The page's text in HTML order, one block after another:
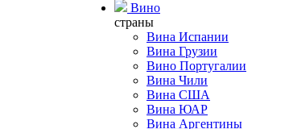
Вино
страны
Вина Испании
Вина Грузии
Вино Португалии
Вина Чили
Вина США
Вина ЮАР
Вина Аргентины